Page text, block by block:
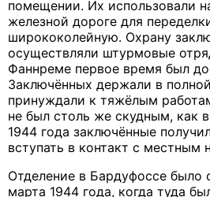
помещении. Их использовали
железной дороге для
ширококолейную. Охрану
осуществляли штурмовые
Фаннреме первое время был
Заключённых держали в
принуждали к тяжёлым
не был столь же скудным, как
1944 года заключённые
вступать в контакт с местным
Отделение в Бардуфоссе было
марта 1944 года, когда туда